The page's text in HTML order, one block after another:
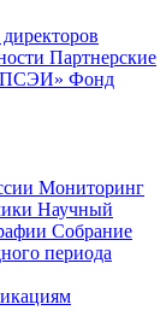
Партнерские
Фонд
Мониторинг
Научный
Собрание
периода